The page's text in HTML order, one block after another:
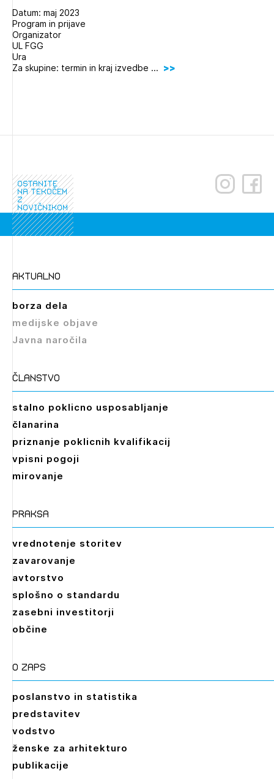
Datum: maj 2023
Program in prijave
Organizator
UL FGG
Ura
Za skupine: termin in kraj izvedbe ...
ostanite
na tekočem
z
novičnikom
aktualno
borza dela
medijske objave
Javna naročila
članstvo
stalno poklicno usposabljanje
članarina
priznanje poklicnih kvalifikacij
vpisni pogoji
mirovanje
praksa
vrednotenje storitev
zavarovanje
avtorstvo
splošno o standardu
zasebni investitorji
občine
O zaps
poslanstvo in statistika
predstavitev
vodstvo
ženske za arhitekturo
publikacije